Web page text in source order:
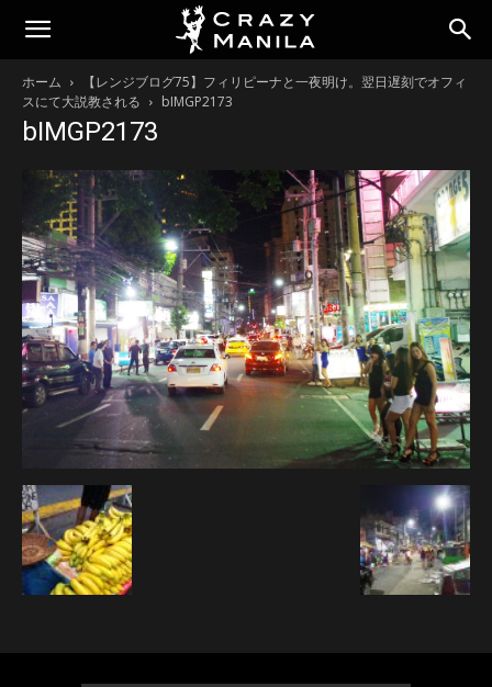
ホーム
【レンジブログ75】フィリピーナと一夜明け。翌日遅刻でオフィ
スにて大説教される
bIMGP2173
bIMGP2173